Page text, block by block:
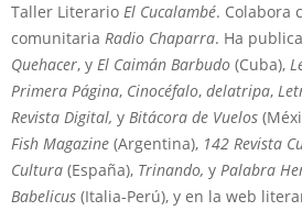
Taller Literario El Cucalambé. Colabora
comunitaria Radio Chaparra. Ha
Quehacer, y El Caimán Barbudo (Cuba),
Primera Página, Cinocéfalo, delatripa,
Revista Digital, y Bitácora de Vuelos
Fish Magazine (Argentina), 142 Revista
Cultura (España), Trinando, y Palabra
Babelicus (Italia-Perú), y en la web